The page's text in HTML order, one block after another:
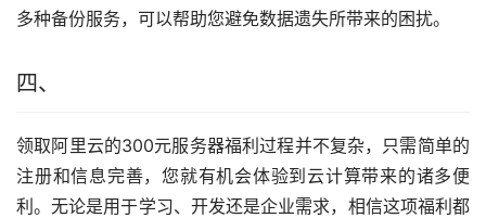
多种备份服务，可以帮助您避免数据遗失所带来的困扰。
四、
领取阿里云的300元服务器福利过程并不复杂，只需简单的
注册和信息完善，您就有机会体验到云计算带来的诸多便
利。无论是用于学习、开发还是企业需求，相信这项福利都